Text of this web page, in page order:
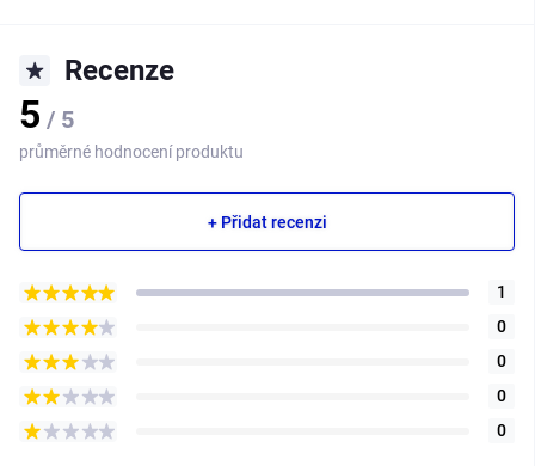
Recenze
5 / 5
průměrné hodnocení produktu
+ Přidat recenzi
1
0
0
0
0